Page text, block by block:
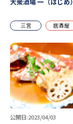
三宮 居酒屋
公開日:2023/04/03